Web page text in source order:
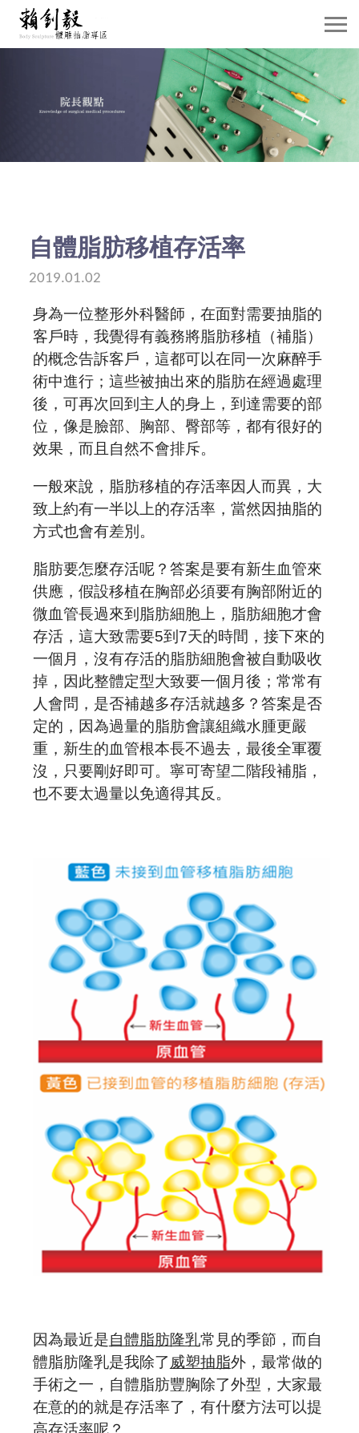
關於賴院長
威塑抽脂介紹
抽脂雕塑
隆乳手術
賴院長觀點
預約諮詢
自體脂肪移植存活率
2019.01.02
身為一位整形外科醫師，在面對需要抽脂的
客戶時，我覺得有義務將脂肪移植（補脂）
的概念告訴客戶，這都可以在同一次麻醉手
術中進行；這些被抽出來的脂肪在經過處理
後，可再次回到主人的身上，到達需要的部
位，像是臉部、胸部、臀部等，都有很好的
效果，而且自然不會排斥。
一般來說，脂肪移植的存活率因人而異，大
致上約有一半以上的存活率，當然因抽脂的
方式也會有差別。
脂肪要怎麼存活呢？答案是要有新生血管來
供應，假設移植在胸部必須要有胸部附近的
微血管長過來到脂肪細胞上，脂肪細胞才會
存活，這大致需要5到7天的時間，接下來的
一個月，沒有存活的脂肪細胞會被自動吸收
掉，因此整體定型大致要一個月後；常常有
人會問，是否補越多存活就越多？答案是否
定的，因為過量的脂肪會讓組織水腫更嚴
重，新生的血管根本長不過去，最後全軍覆
沒，只要剛好即可。寧可寄望二階段補脂，
也不要太過量以免適得其反。
因為最近是自體脂肪隆乳常見的季節，而自
體脂肪隆乳是我除了 威塑抽脂外，最常做的
手術之一，自體脂肪豐胸除了外型，大家最
在意的的就是存活率了，有什麼方法可以提
高存活率呢？